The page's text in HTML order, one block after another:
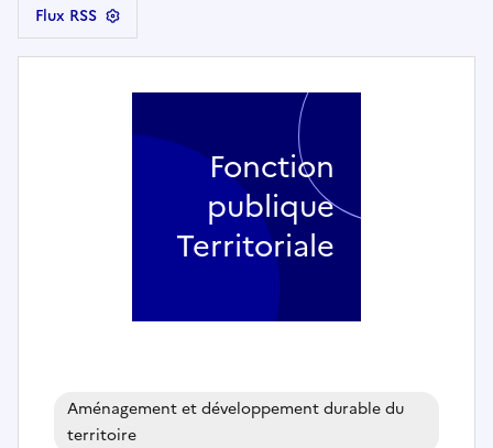
Flux RSS
Aménagement et développement durable du
territoire
Fonction
publique
Territoriale